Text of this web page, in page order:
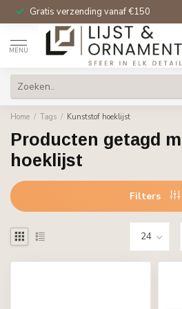
Gratis verzending vanaf €150
MENU
Home / Tags / Kunststof hoeklijst
Producten getagd
hoeklijst
Filters